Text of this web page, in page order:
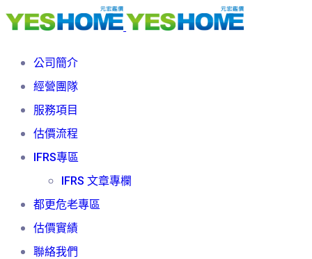
公司簡介
經營團隊
服務項目
估價流程
IFRS專區
IFRS 文章專欄
都更危老專區
估價實績
聯絡我們